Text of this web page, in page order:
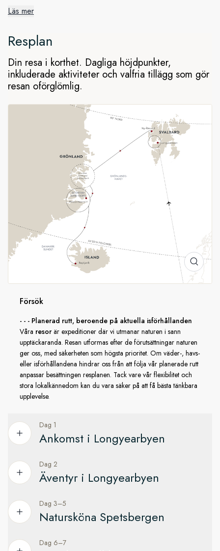
Från Svalbard till Grönland
Vi kastar loss i Longyearbyen och börjar med att utforska de
vackra fjordarna och glaciärerna på huvudön Spetsbergen.
Därefter beger vi oss till Grönland för att utforska nordöstra
Grönlands nationalpark. Det här är ett
970 000 kvadratkilometer stort naturreservat på landets
östkust. Den folktomma regionen är hemvist åt många av
Arktis klassiska djur, och med lite tur kan du få se både
myskoxar och isbjörnar.
Från Grönland till Island
Längre söderut ligger Scoresbysund, ett enormt system av
fjordar och glaciärer som breder ut sig över
62 000 kvadratkilometer. Upplev majestätiska fjordlandskap,
lämningar av historiska platser och Arktis djurliv, och
eventuellt får du göra ett besök i ett av världens mest
avlägsna samhällen innan vi sätter kurs mot Island.
Läs mer
Resplan
Din resa i korthet. Dagliga höjdpunkter,
inkluderade aktiviteter och valfria tillägg som gör
resan oförglömlig.
Dag 1
Ankomst i Longyearbyen
Från Oslo till staden vid världens ände
Efter flygresan från Oslo börjar resan med en övernattning i
världens nordligaste stad, Longyearbyen.
Longyearbyen är en färgstark pionjärstad där snöskotrarna är
arktiska vildmarken. Om du har tid kan du ge dig ut och ta en
Dag 2
Äventyr i Longyearbyen
Utforska den här färgstarka staden långt upp i Arktis
Efter frukost är det dags att utforska Longyearbyen. Staden
är perfekt att utforska till fots. Ta en promenad på
Dag 3–5
Natursköna Spetsbergen
Ett landskap med spektakulär skönhet
Dag 6–7
Försök
- - - Planerad rutt, beroende på aktuella isförhållanden
Våra resor är expeditioner där vi utmanar naturen i sann
upptäckaranda. Resan utformas efter de förutsättningar naturen
ger oss, med säkerheten som högsta prioritet. Om väder-, havs-
eller isförhållandena hindrar oss från att följa vår planerade rutt
anpassar besättningen resplanen. Tack vare vår flexibilitet och
stora lokalkännedom kan du vara säker på att få bästa tänkbara
upplevelse.